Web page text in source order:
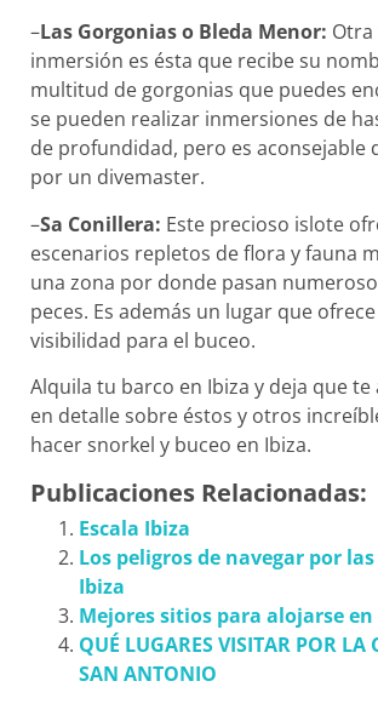
–Las Gorgonias o Bleda Menor: Otra
inmersión es ésta que recibe su
multitud de gorgonias que puedes
se pueden realizar inmersiones de
de profundidad, pero es aconsejable
por un divemaster.
–Sa Conillera: Este precioso islote
escenarios repletos de flora y fauna
una zona por donde pasan
peces. Es además un lugar que
visibilidad para el buceo.
Alquila tu barco en Ibiza y deja que te
en detalle sobre éstos y otros
hacer snorkel y buceo en Ibiza.
Publicaciones Relacionadas:
Escala Ibiza
Los peligros de navegar por
Ibiza
Mejores sitios para alojarse en
QUÉ LUGARES VISITAR POR LA
SAN ANTONIO